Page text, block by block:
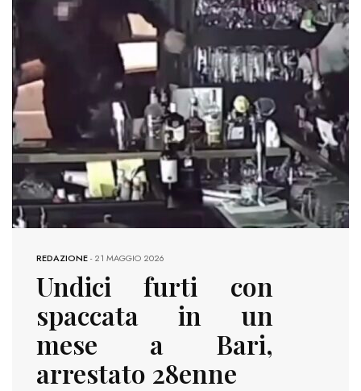
REDAZIONE-21 MAGGIO 2026
Undici furti con
spaccata in un
mese a Bari,
arrestato 28enne